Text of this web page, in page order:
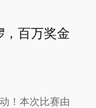
，百万奖金
！本次比赛由